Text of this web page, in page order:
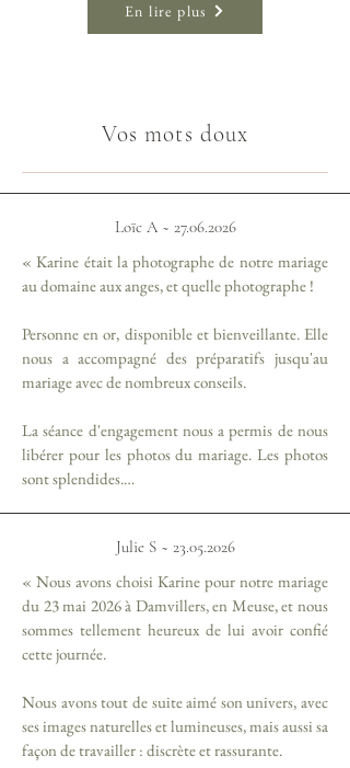
En lire plus
Vos mots doux
Loïc A ~ 27.06.2026
« Karine était la photographe de notre mariage
au domaine aux anges, et quelle photographe !
Personne en or, disponible et bienveillante. Elle
nous a accompagné des préparatifs jusqu'au
mariage avec de nombreux conseils.
La séance d'engagement nous a permis de nous
libérer pour les photos du mariage. Les photos
sont splendides.
vous choisissez bien plus qu'une photographe.
Mille merci ! »
Julie S ~ 23.05.2026
« Nous avons choisi Karine pour notre mariage
du 23 mai 2026 à Damvillers, en Meuse, et nous
sommes tellement heureux de lui avoir confié
cette journée.
Nous avons tout de suite aimé son univers, avec
ses images naturelles et lumineuses, mais aussi sa
façon de travailler : discrète et rassurante.